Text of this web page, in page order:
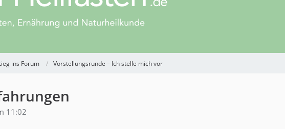
ins Forum Vorstellungsrunde – Ich stelle mich vor
11:02